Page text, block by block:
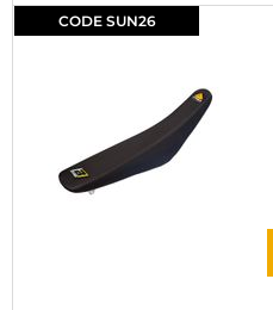
CODE SUN26